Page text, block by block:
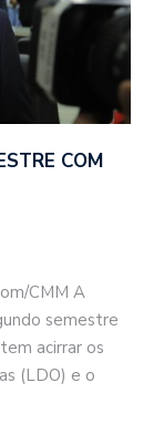
COM
CMM A
semestre
acirrar os
(LDO) e o